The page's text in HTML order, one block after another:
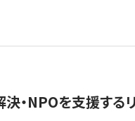
・NPOを支援する